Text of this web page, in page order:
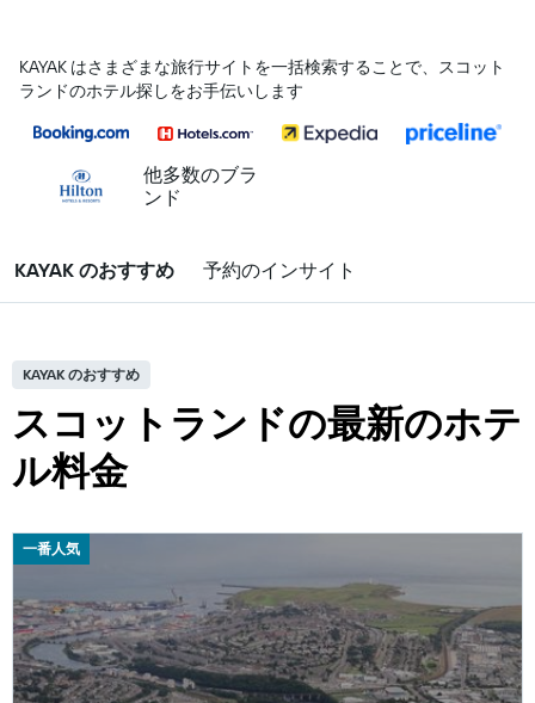
KAYAK はさまざまな旅行サイトを一括検索することで、スコット
ランドのホテル探しをお手伝いします
他多数のブラ
ンド
KAYAK のおすすめ 予約のインサイト
KAYAK のおすすめ
スコットランドの最新のホテ
ル料金
一番人気